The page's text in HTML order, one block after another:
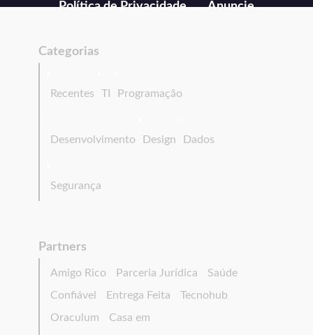
Política de Privacidade Anuncie
Categorias
Recentes TI Programação
Desenvolvimento Design Dados
Segurança
Partners
Amigo Rico Parceria Jurídica
Saúde
Confiável
Entrega Feita
Tecnohub
Oraculum
Casa em